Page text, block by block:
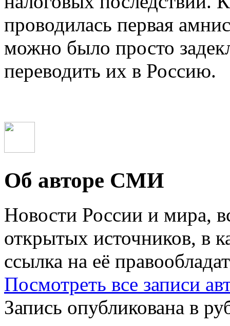
проводилась первая
можно было просто
переводить их в Россию.
Об авторе СМИ
Новости России и мира,
открытых источников, в
ссылка на её
Посмотреть все записи
Запись опубликована в